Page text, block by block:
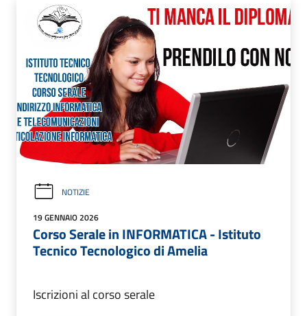
NOTIZIE
19 GENNAIO 2026
Corso Serale in INFORMATICA - Istituto
Tecnico Tecnologico di Amelia
Iscrizioni al corso serale